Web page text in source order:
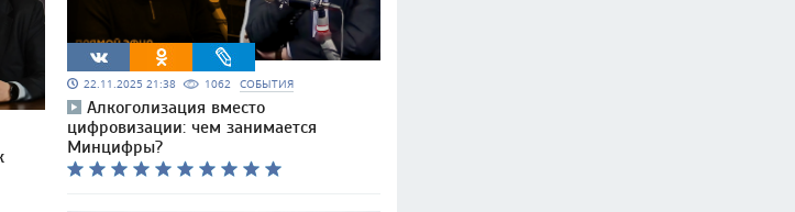
22.11.2025 21:38 1062 СОБЫТИЯ
Алкоголизация вместо
цифровизации: чем занимается
Минцифры?